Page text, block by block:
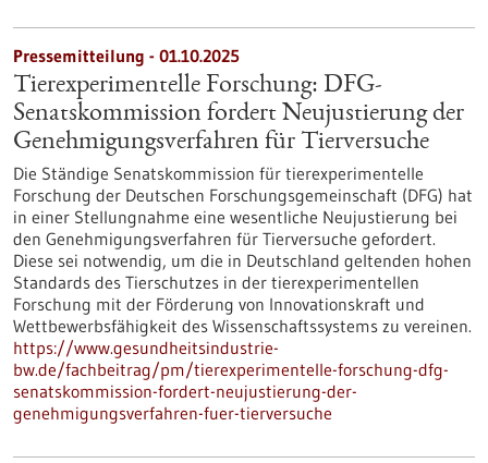
Pressemitteilung - 01.10.2025
Tierexperimentelle Forschung: DFG-
Senatskommission fordert Neujustierung der
Genehmigungsverfahren für Tierversuche
Die Ständige Senatskommission für tierexperimentelle
Forschung der Deutschen Forschungsgemeinschaft (DFG) hat
in einer Stellungnahme eine wesentliche Neujustierung bei
den Genehmigungsverfahren für Tierversuche gefordert.
Diese sei notwendig, um die in Deutschland geltenden hohen
Standards des Tierschutzes in der tierexperimentellen
Forschung mit der Förderung von Innovationskraft und
Wettbewerbsfähigkeit des Wissenschaftssystems zu vereinen.
https://www.gesundheitsindustrie-
bw.de/fachbeitrag/pm/tierexperimentelle-forschung-dfg-
senatskommission-fordert-neujustierung-der-
genehmigungsverfahren-fuer-tierversuche